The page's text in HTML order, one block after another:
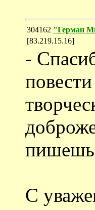
304162 "Герман
[83.219.15.16]
-
С